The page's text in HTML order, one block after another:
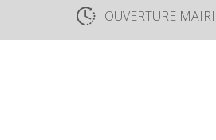
OUVERTURE
Lundi: 9h30-12h00 &